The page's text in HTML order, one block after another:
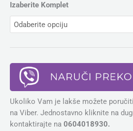
Izaberite Komplet
Ukoliko Vam je lakše možete
na Viber. Jednostavno kliknite na
kontaktirajte na 0604018930.